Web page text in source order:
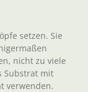
setzen. Sie
nicht zu viele
Substrat mit
verwenden.